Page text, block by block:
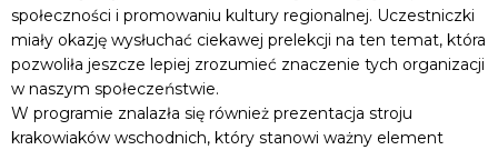
społeczności i promowaniu kultury regionalnej. Uczestniczki
miały okazję wysłuchać ciekawej prelekcji na ten temat, która
pozwoliła jeszcze lepiej zrozumieć znaczenie tych organizacji
w naszym społeczeństwie.
W programie znalazła się również prezentacja stroju
krakowiaków wschodnich, który stanowi ważny element